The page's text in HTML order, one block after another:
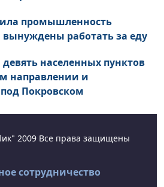
промышленность
работать за еду
населенных пунктов
направлении и
Покровском
2009 Все права защищены
сотрудничество